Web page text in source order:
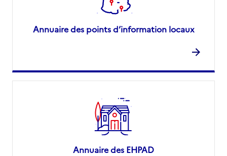
Annuaire des points d’information locaux
Annuaire des EHPAD